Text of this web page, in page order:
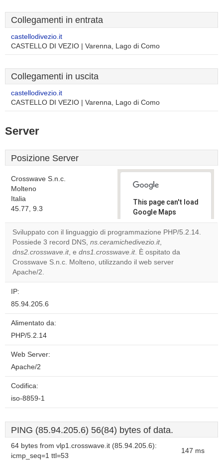
Collegamenti in entrata
castellodivezio.it
CASTELLO DI VEZIO | Varenna, Lago di Como
Collegamenti in uscita
castellodivezio.it
CASTELLO DI VEZIO | Varenna, Lago di Como
Server
Posizione Server
Crosswave S.n.c.
Molteno
Italia
45.77, 9.3
This page can't load
Google Maps
correctly.
Do you
own this
website?
Sviluppato con il linguaggio di programmazione PHP/5.2.14.
Possiede 3 record DNS, ns.ceramichedivezio.it,
dns2.crosswave.it, e dns1.crosswave.it. È ospitato da
Crosswave S.n.c. Molteno, utilizzando il web server
Apache/2.
IP:
85.94.205.6
Alimentato da:
PHP/5.2.14
Web Server:
Apache/2
Codifica:
iso-8859-1
PING (85.94.205.6) 56(84) bytes of data.
64 bytes from vlp1.crosswave.it (85.94.205.6):
icmp_seq=1 ttl=53
147 ms